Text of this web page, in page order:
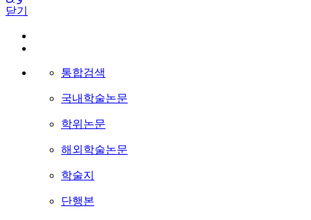
닫기
통합검색
국내학술논문
학위논문
해외학술논문
학술지
단행본